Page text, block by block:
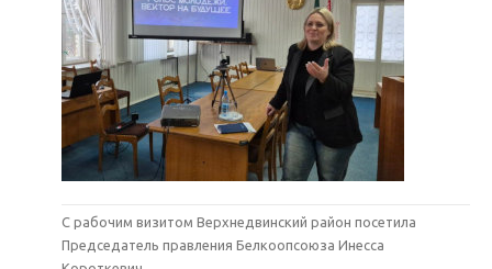
С рабочим визитом Верхнедвинский район посетила
Председатель правления Белкоопсоюза Инесса